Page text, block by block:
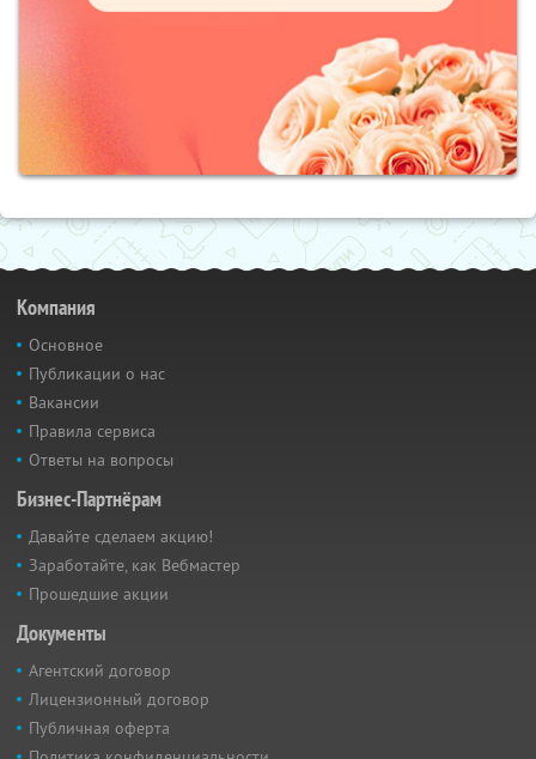
Компания
Основное
Публикации о нас
Вакансии
Правила сервиса
Ответы на вопросы
Бизнес-Партнёрам
Давайте сделаем акцию!
Заработайте, как Вебмастер
Прошедшие акции
Документы
Агентский договор
Лицензионный договор
Публичная оферта